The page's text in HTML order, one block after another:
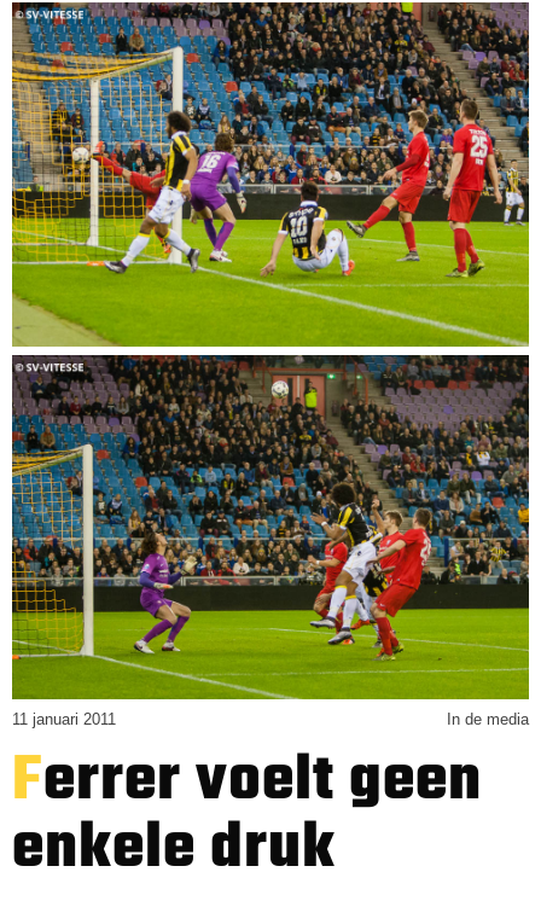
11 januari 2011 In de media
Ferrer voelt geen
enkele druk